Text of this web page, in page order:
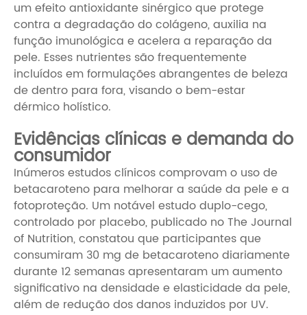
um efeito antioxidante sinérgico que protege
contra a degradação do colágeno, auxilia na
função imunológica e acelera a reparação da
pele. Esses nutrientes são frequentemente
incluídos em formulações abrangentes de beleza
de dentro para fora, visando o bem-estar
dérmico holístico.
Evidências clínicas e demanda do
consumidor
Inúmeros estudos clínicos comprovam o uso de
betacaroteno para melhorar a saúde da pele e a
fotoproteção. Um notável estudo duplo-cego,
controlado por placebo, publicado no The Journal
of Nutrition, constatou que participantes que
consumiram 30 mg de betacaroteno diariamente
durante 12 semanas apresentaram um aumento
significativo na densidade e elasticidade da pele,
além de redução dos danos induzidos por UV.